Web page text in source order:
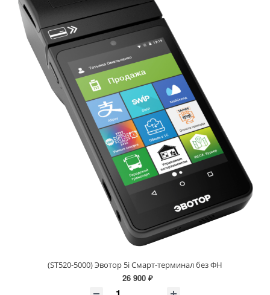
(ST520-5000) Эвотор 5i Смарт-терминал без ФН
26 900 ₽